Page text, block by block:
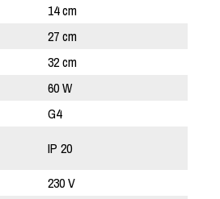
14 cm
27 cm
32 cm
60 W
G4
IP 20
230 V